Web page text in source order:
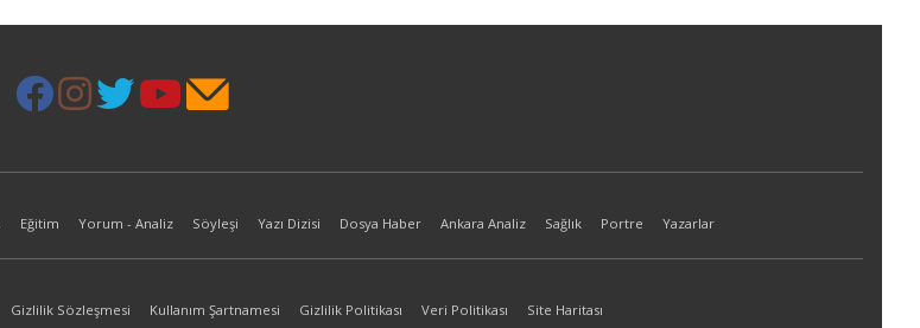
Eğitim Yorum - Analiz Söyleşi Yazı Dizisi Dosya Haber Ankara Analiz Sağlık Portre Yazarlar
Gizlilik Sözleşmesi Kullanım Şartnamesi Gizlilik Politikası Veri Politikası Site Haritası